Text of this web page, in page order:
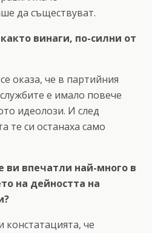
да съществуват.
винаги, по-силни от
оказа, че в партийния
е имало повече
идеолози. И след
те си останаха само
ви впечатли най-много в
на дейността на
че